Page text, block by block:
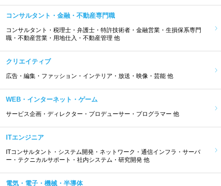
コンサルタント・金融・不動産専門職
コンサルタント・税理士・弁護士・特許技術者・金融営業・生損保系専門
職・不動産営業・用地仕入・不動産管理 他
クリエイティブ
広告・編集・ファッション・インテリア・放送・映像・芸能 他
WEB・インターネット・ゲーム
サービス企画・ディレクター・プロデューサー・プログラマー 他
ITエンジニア
ITコンサルタント・システム開発・ネットワーク・通信インフラ・サーバ
ー・テクニカルサポート・社内システム・研究開発 他
電気・電子・機械・半導体